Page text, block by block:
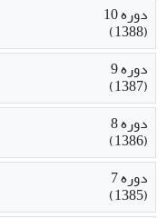
دوره 10
(1388)
دوره 9
(1387)
دوره 8
(1386)
دوره 7
(1385)